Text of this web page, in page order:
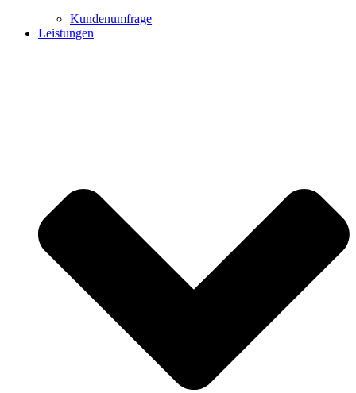
Kundenumfrage
Leistungen